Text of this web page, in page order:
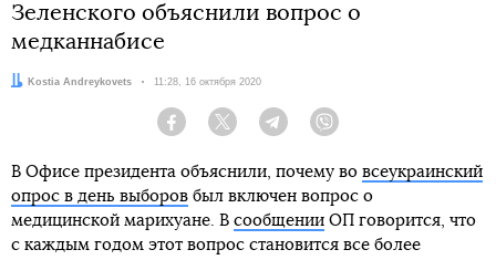
Зеленского объяснили вопрос о
медканнабисе
Автор:Kostia Andreykovets Дата:
11:28, 16 октября 2020
Facebook Twitter Telegram
В Офисе президента объяснили, почему во всеукраинский
опрос в день выборов был включен вопрос о
медицинской марихуане. В сообщении ОП говорится, что
с каждым годом этот вопрос становится все более